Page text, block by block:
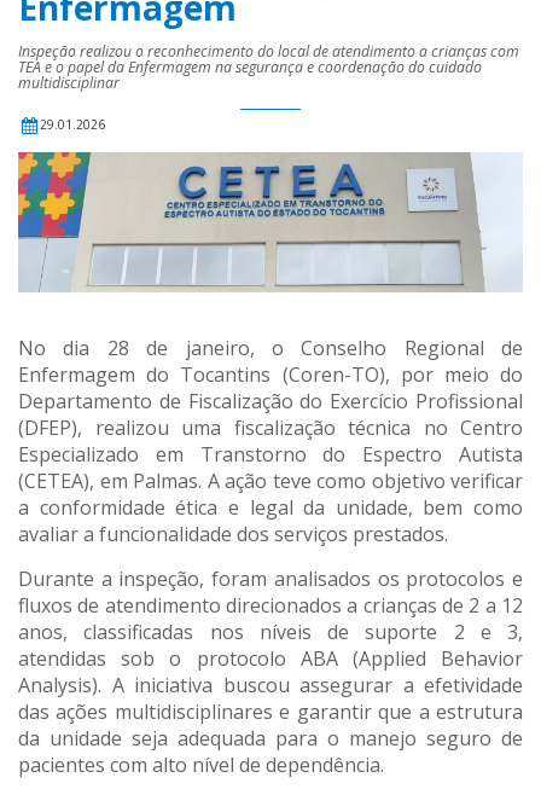
Inspeção realizou o reconhecimento do local de atendimento a crianças com
TEA e o papel da Enfermagem na segurança e coordenação do cuidado
multidisciplinar
29.01.2026
No dia 28 de janeiro, o Conselho Regional de
Enfermagem do Tocantins (Coren-TO), por meio do
Departamento de Fiscalização do Exercício Profissional
(DFEP), realizou uma fiscalização técnica no Centro
Especializado em Transtorno do Espectro Autista
(CETEA), em Palmas. A ação teve como objetivo verificar
a conformidade ética e legal da unidade, bem como
avaliar a funcionalidade dos serviços prestados.
Durante a inspeção, foram analisados os protocolos e
fluxos de atendimento direcionados a crianças de 2 a 12
anos, classificadas nos níveis de suporte 2 e 3,
atendidas sob o protocolo ABA (Applied Behavior
Analysis). A iniciativa buscou assegurar a efetividade
das ações multidisciplinares e garantir que a estrutura
da unidade seja adequada para o manejo seguro de
pacientes com alto nível de dependência.